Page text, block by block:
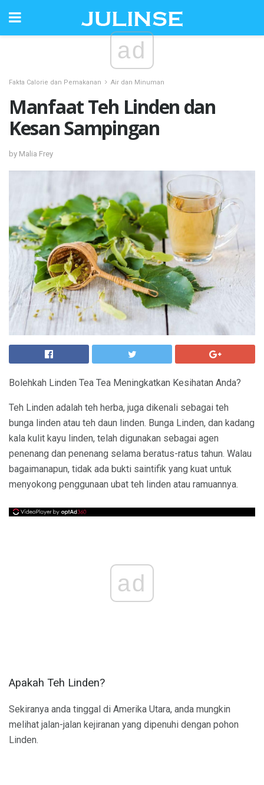
ad
Fakta Calorie dan Pemakanan Air dan Minuman
Manfaat Teh Linden dan
Kesan Sampingan
by Malia Frey
Bolehkah Linden Tea Tea Meningkatkan Kesihatan Anda?
Teh Linden adalah teh herba, juga dikenali sebagai teh
bunga linden atau teh daun linden. Bunga Linden, dan kadang
kala kulit kayu linden, telah digunakan sebagai agen
penenang dan penenang selama beratus-ratus tahun. Walau
bagaimanapun, tidak ada bukti saintifik yang kuat untuk
menyokong penggunaan ubat teh linden atau ramuannya.
ad
Apakah Teh Linden?
Sekiranya anda tinggal di Amerika Utara, anda mungkin
melihat jalan-jalan kejiranan yang dipenuhi dengan pohon
Linden.